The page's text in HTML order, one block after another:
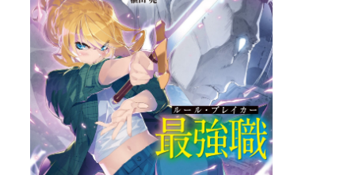
沿革
中途・
アルバイト採用
よくあるご質問